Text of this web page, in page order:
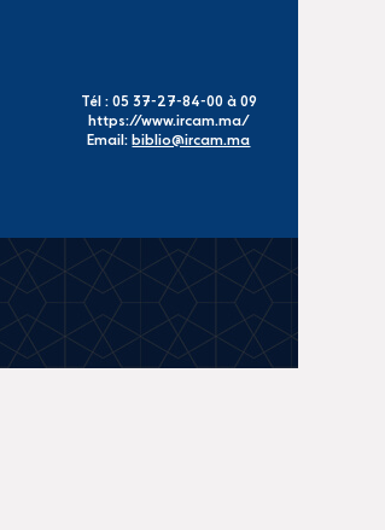
Tél : 05 37-27-84-00 à 09
https://www.ircam.ma/
Email: biblio@ircam.ma